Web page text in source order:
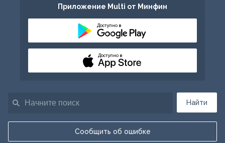
Найти
Сообщить об ошибке
Приложение Multi от Минфин
Доступно в
Доступно в